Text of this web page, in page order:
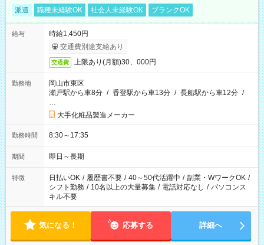
派遣 職種未経験OK 社会人未経験OK ブランクOK
給与
時給1,450円
交通費別途支給あり
交通費 上限あり(月額)30、000円
勤務地
岡山市東区
瀬戸駅から車8分 / 香登駅から車13分 / 長船駅から車12分 /
…
大手化粧品製造メーカー
勤務時間 8:30～17:35
期間 即日～長期
特徴 日払いOK / 履歴書不要 / 40～50代活躍中 / 副業・WワークOK /
シフト勤務 / 10名以上の大量募集 / 電話対応なし / パソコンス
キル不要
気になる！ 応募する 詳細へ